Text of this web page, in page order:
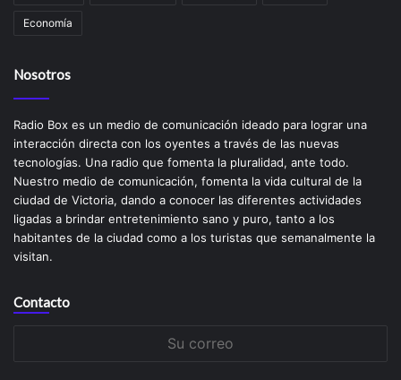
Economía
Nosotros
Radio Box es un medio de comunicación ideado para lograr una
interacción directa con los oyentes a través de las nuevas
tecnologías. Una radio que fomenta la pluralidad, ante todo.
Nuestro medio de comunicación, fomenta la vida cultural de la
ciudad de Victoria, dando a conocer las diferentes actividades
ligadas a brindar entretenimiento sano y puro, tanto a los
habitantes de la ciudad como a los turistas que semanalmente la
visitan.
Contacto